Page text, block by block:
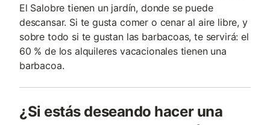
El Salobre tienen un jardín, donde se puede
descansar. Si te gusta comer o cenar al aire libre, y
sobre todo si te gustan las barbacoas, te servirá: el
60 % de los alquileres vacacionales tienen una
barbacoa.
¿Si estás deseando hacer una